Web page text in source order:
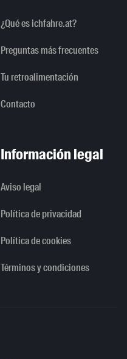
¿Qué es ichfahre.at?
Preguntas más frecuentes
Tu retroalimentación
Contacto
Información legal
Aviso legal
Política de privacidad
Política de cookies
Términos y condiciones